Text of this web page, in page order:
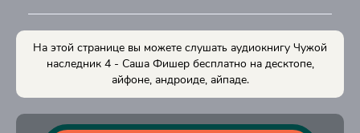
16
17
19
На этой странице вы можете слушать аудиокнигу Чужой
наследник 4 - Саша Фишер бесплатно на десктопе,
айфоне, андроиде, айпаде.